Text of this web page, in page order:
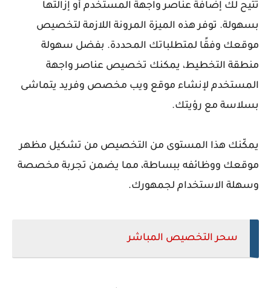
تتيح لك إضافة عناصر واجهة المستخدم أو إزالتها
بسهولة. توفر هذه الميزة المرونة اللازمة لتخصيص
موقعك وفقًا لمتطلباتك المحددة. بفضل سهولة
منطقة التخطيط، يمكنك تخصيص عناصر واجهة
المستخدم لإنشاء موقع ويب مخصص وفريد يتماشى
بسلاسة مع رؤيتك.
يمكّنك هذا المستوى من التخصيص من تشكيل مظهر
موقعك ووظائفه ببساطة، مما يضمن تجربة مخصصة
وسهلة الاستخدام لجمهورك.
سحر التخصيص المباشر